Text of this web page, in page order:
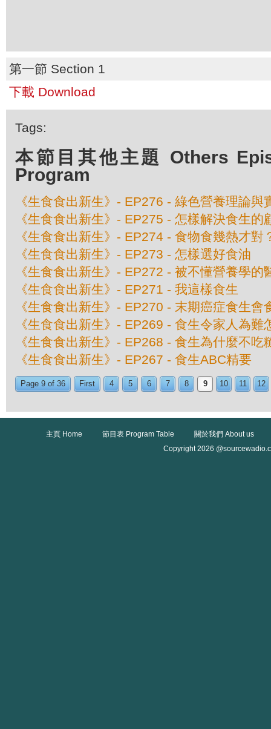
第一節 Section 1
下載 Download
Tags:
本節目其他主題 Others
Program
《生食食出新生》- EP276 - 綠色營養理論與
《生食食出新生》- EP275 - 怎樣解決食生的
《生食食出新生》- EP274 - 食物食幾熱才對
《生食食出新生》- EP273 - 怎樣選好食油
《生食食出新生》- EP272 - 被不懂營養學的
《生食食出新生》- EP271 - 我這樣食生
《生食食出新生》- EP270 - 末期癌症食生會
《生食食出新生》- EP269 - 食生令家人為難
《生食食出新生》- EP268 - 食生為什麼不吃
《生食食出新生》- EP267 - 食生ABC精要
Page 9 of 36 First 4 5 6 7 8 9 10 11 12
主頁 Home 節目表 Program Table
關於我們 About us
Copyright 2026